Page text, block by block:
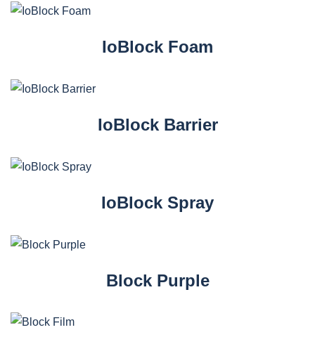
IoBlock Foam
IoBlock Barrier
IoBlock Spray
Block Purple